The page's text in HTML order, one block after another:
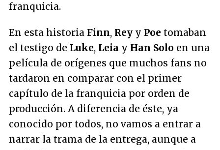
franquicia.
En esta historia Finn, Rey y Poe tomaban
el testigo de Luke, Leia y Han Solo en una
película de orígenes que muchos fans no
tardaron en comparar con el primer
capítulo de la franquicia por orden de
producción. A diferencia de éste, ya
conocido por todos, no vamos a entrar a
narrar la trama de la entrega, aunque a